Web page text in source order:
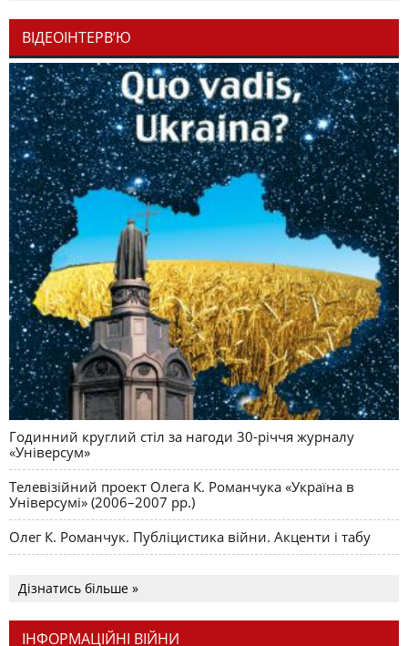
ВІДЕОІНТЕРВ’Ю
Годинний круглий стіл за нагоди 30-річчя журналу
«Універсум»
Телевізійний проект Олега К. Романчука «Україна в
Універсумі» (2006–2007 рр.)
Олег К. Романчук. Публіцистика війни. Акценти і табу
Дізнатись більше »
ІНФОРМАЦІЙНІ ВІЙНИ